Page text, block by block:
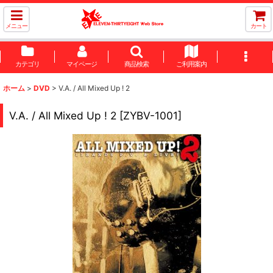
メニュー カート
カテゴリ マイページ 商品検索 ご利用案内
ホーム > DVD > V.A. / All Mixed Up ! 2
V.A. / All Mixed Up ! 2 [ZYBV-1001]